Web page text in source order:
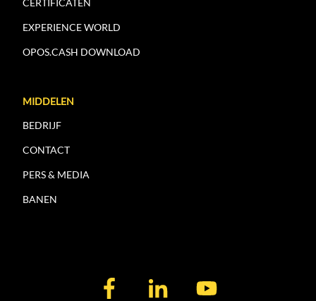
EXPERIENCE WORLD
OPOS.CASH DOWNLOAD
MIDDELEN
BEDRIJF
CONTACT
PERS & MEDIA
BANEN